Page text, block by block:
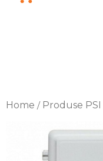
Home / Produse PSI